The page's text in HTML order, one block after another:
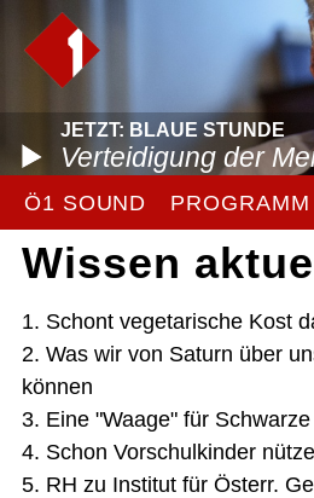
JETZT: BLAUE STUNDE
Verteidigung der
Ö1 SOUND PROGRAMM
Wissen
1. Schont vegetarische Kost
2. Was wir von Saturn über
können
3. Eine "Waage" für
4. Schon Vorschulkinder
5. RH zu Institut für Österr.